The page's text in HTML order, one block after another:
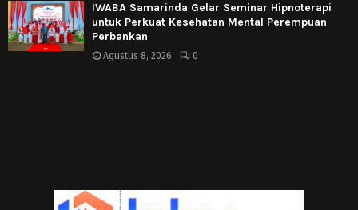
IWABA Samarinda Gelar Seminar Hipnoterapi
untuk Perkuat Kesehatan Mental Perempuan
Perbankan
Agustus 8, 2026 0